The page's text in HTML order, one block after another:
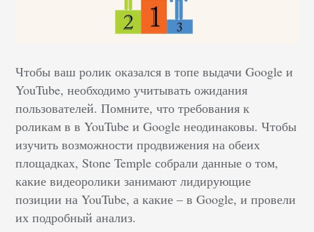
Чтобы ваш ролик оказался в топе выдачи Google и
YouTube, необходимо учитывать ожидания
пользователей. Помните, что требования к
роликам в в YouTube и Google неодинаковы. Чтобы
изучить возможности продвижения на обеих
площадках, Stone Temple собрали данные о том,
какие видеоролики занимают лидирующие
позиции на YouTube, а какие – в Google, и провели
их подробный анализ.